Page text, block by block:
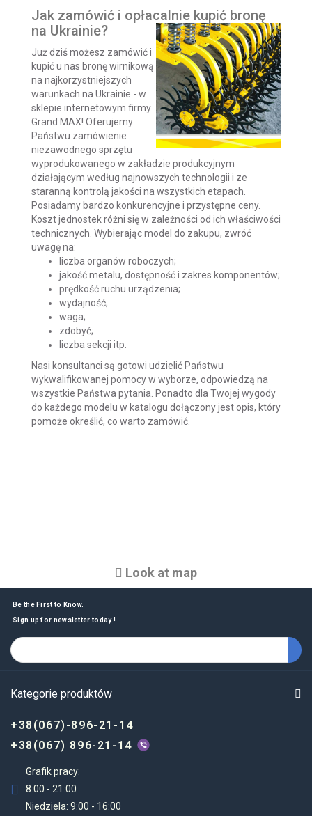
Jak zamówić i opłacalnie kupić bronę
na Ukrainie?
Już dziś możesz zamówić i
kupić u nas bronę wirnikową
na najkorzystniejszych
warunkach na Ukrainie - w
sklepie internetowym firmy
Grand MAX! Oferujemy
Państwu zamówienie
niezawodnego sprzętu
wyprodukowanego w zakładzie produkcyjnym
działającym według najnowszych technologii i ze
staranną kontrolą jakości na wszystkich etapach.
Posiadamy bardzo konkurencyjne i przystępne ceny.
Koszt jednostek różni się w zależności od ich właściwości
technicznych. Wybierając model do zakupu, zwróć
uwagę na:
liczba organów roboczych;
jakość metalu, dostępność i zakres komponentów;
prędkość ruchu urządzenia;
wydajność;
waga;
zdobyć;
liczba sekcji itp.
Nasi konsultanci są gotowi udzielić Państwu
wykwalifikowanej pomocy w wyborze, odpowiedzą na
wszystkie Państwa pytania. Ponadto dla Twojej wygody
do każdego modelu w katalogu dołączony jest opis, który
pomoże określić, co warto zamówić.
Look at map
Be the First to Know.
Sign up for newsletter today !
Kategorie produktów
+38(067)-896-21-14
+38(067) 896-21-14
Grafik pracy:
8:00 - 21:00
Niedziela: 9:00 - 16:00